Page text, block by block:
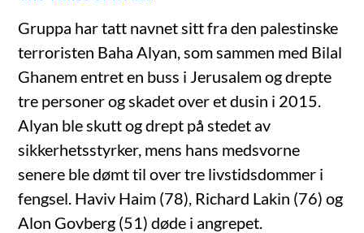
Gruppa har tatt navnet sitt fra den palestinske
terroristen Baha Alyan, som sammen med Bilal
Ghanem entret en buss i Jerusalem og drepte
tre personer og skadet over et dusin i 2015.
Alyan ble skutt og drept på stedet av
sikkerhetsstyrker, mens hans medsvorne
senere ble dømt til over tre livstidsdommer i
fengsel. Haviv Haim (78), Richard Lakin (76) og
Alon Govberg (51) døde i angrepet.